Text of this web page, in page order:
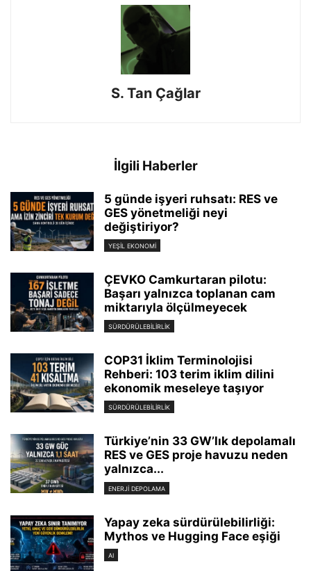
S. Tan Çağlar
İlgili Haberler
5 günde işyeri ruhsatı: RES ve
GES yönetmeliği neyi
değiştiriyor?
YEŞIL EKONOMI
ÇEVKO Camkurtaran pilotu:
Başarı yalnızca toplanan cam
miktarıyla ölçülmeyecek
SÜRDÜRÜLEBILIRLIK
COP31 İklim Terminolojisi
Rehberi: 103 terim iklim dilini
ekonomik meseleye taşıyor
SÜRDÜRÜLEBILIRLIK
Türkiye’nin 33 GW’lık depolamalı
RES ve GES proje havuzu neden
yalnızca...
ENERJI DEPOLAMA
Yapay zeka sürdürülebilirliği:
Mythos ve Hugging Face eşiği
AI